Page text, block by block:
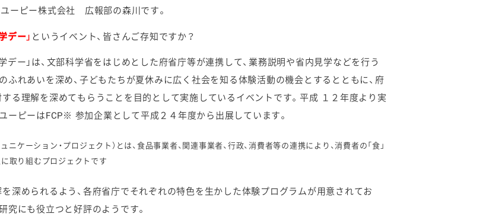
ーピー株式会社 広報部の森川です。
デー」 というイベント、皆さんご存知ですか？
デー」は、文部科学省をはじめとした府省庁等が連携して、業務説明や省内見学などを行う
ふれあいを深め、子どもたちが夏休みに広く社会を知る体験活動の機会とするとともに、府
る理解を深めてもらうことを目的として実施しているイベントです。平成 １２年度より実
ーピーはFCP※ 参加企業として平成２４年度から出展しています。
ニケーション・プロジェクト）とは、食品事業者、関連事業者、行政、消費者等の連携により、消費者の「食」
取り組むプロジェクトです
深められるよう、各府省庁でそれぞれの特色を生かした体験プログラムが用意されてお
究にも役立つと好評のようです。